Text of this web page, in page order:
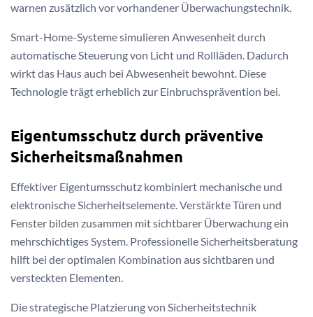
warnen zusätzlich vor vorhandener Überwachungstechnik.
Smart-Home-Systeme simulieren Anwesenheit durch
automatische Steuerung von Licht und Rollläden. Dadurch
wirkt das Haus auch bei Abwesenheit bewohnt. Diese
Technologie trägt erheblich zur Einbruchsprävention bei.
Eigentumsschutz durch präventive
Sicherheitsmaßnahmen
Effektiver Eigentumsschutz kombiniert mechanische und
elektronische Sicherheitselemente. Verstärkte Türen und
Fenster bilden zusammen mit sichtbarer Überwachung ein
mehrschichtiges System. Professionelle Sicherheitsberatung
hilft bei der optimalen Kombination aus sichtbaren und
versteckten Elementen.
Die strategische Platzierung von Sicherheitstechnik